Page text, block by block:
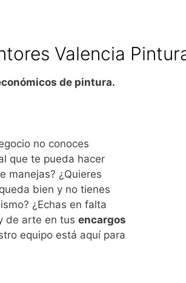
Valencia
de pintura.
no conoces
que te pueda hacer
manejas? ¿Quieres
bien y no tienes
¿Echas en falta
de arte en tus encargos
equipo está aquí para